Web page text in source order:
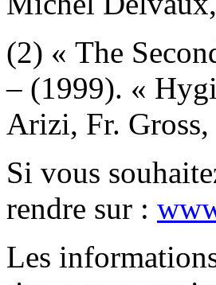
(2) « The
– (1999). «
Arizi, Fr.
Si vous
rendre sur :
Les